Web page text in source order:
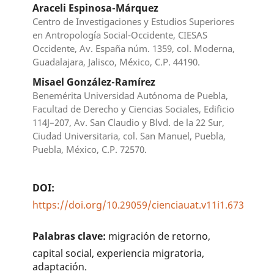
Araceli Espinosa-Márquez
Centro de Investigaciones y Estudios Superiores
en Antropología Social-Occidente, CIESAS
Occidente, Av. España núm. 1359, col. Moderna,
Guadalajara, Jalisco, México, C.P. 44190.
Misael González-Ramírez
Benemérita Universidad Autónoma de Puebla,
Facultad de Derecho y Ciencias Sociales, Edificio
114J–207, Av. San Claudio y Blvd. de la 22 Sur,
Ciudad Universitaria, col. San Manuel, Puebla,
Puebla, México, C.P. 72570.
DOI:
https://doi.org/10.29059/cienciauat.v11i1.673
Palabras clave: migración de retorno,
capital social, experiencia migratoria,
adaptación.